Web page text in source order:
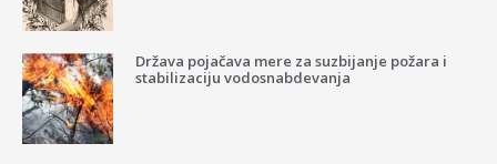
Država pojačava mere za suzbijanje požara i
stabilizaciju vodosnabdevanja